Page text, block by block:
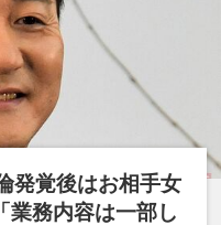
発覚後はお相手女
業務内容は一部し